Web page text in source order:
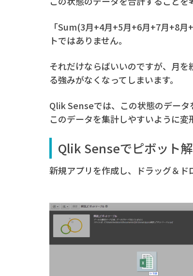
「Sum(3月+4月+5月+6月+7月+8
トではありません。
それだけならばいいのですが、月
る強みがなくなってしまいます。
Qlik Senseでは、この状態のデータ
このデータを集計しやすいように変
Qlik Senseでピボット
新規アプリを作成し、ドラッグ＆ド